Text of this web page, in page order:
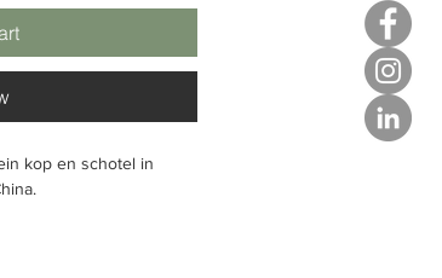
kop en schotel in